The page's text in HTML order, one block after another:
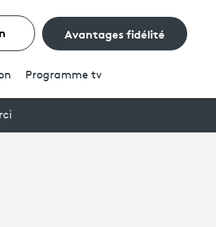
Avantages fidélité
Programme tv